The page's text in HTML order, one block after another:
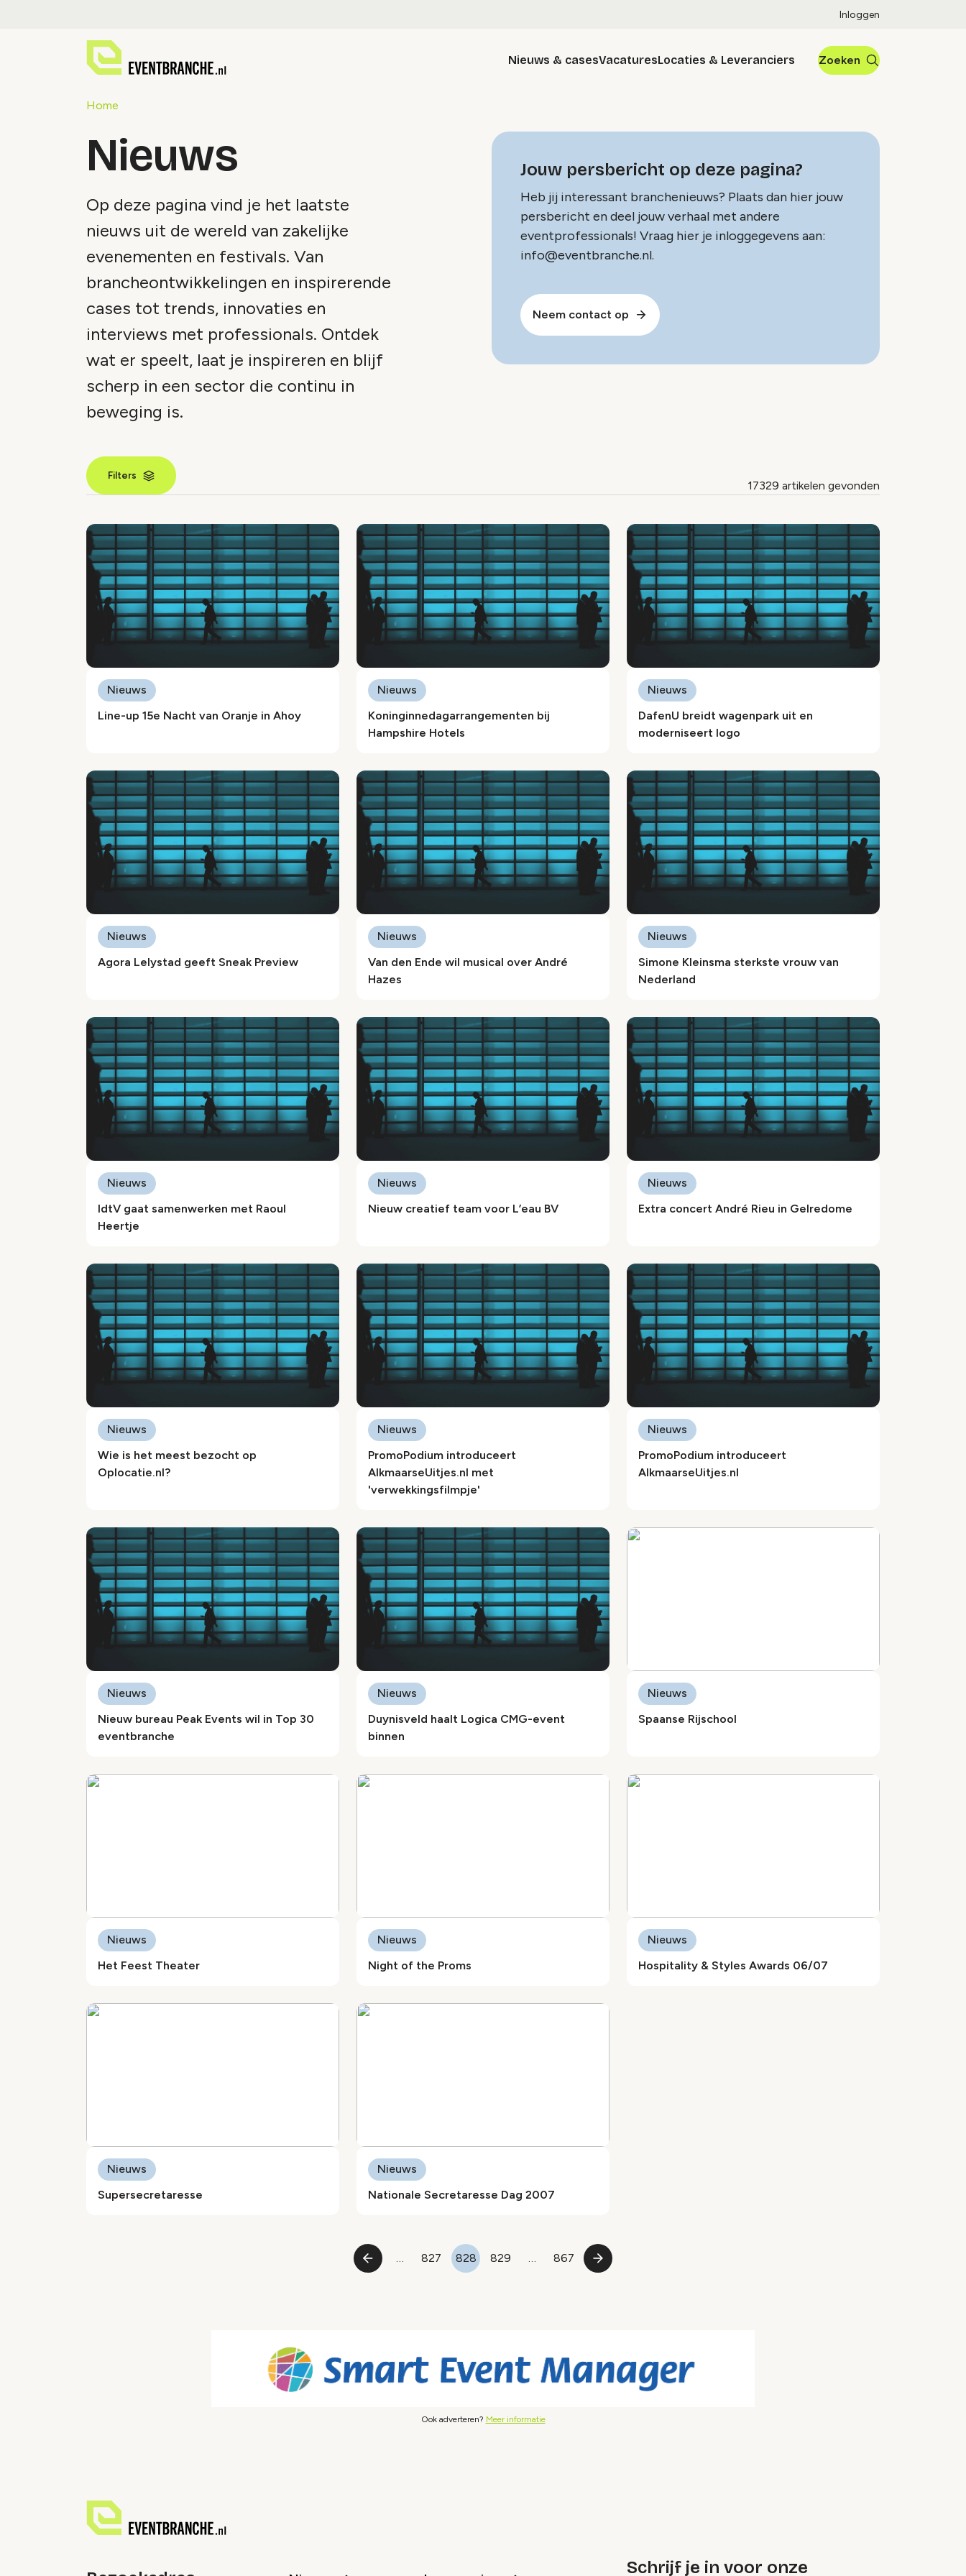
Inloggen
Nieuws & casesVacaturesLocaties & Leveranciers Zoeken
Home
Nieuws
Op deze pagina vind je het laatste
nieuws uit de wereld van zakelijke
evenementen en festivals. Van
brancheontwikkelingen en inspirerende
cases tot trends, innovaties en
interviews met professionals. Ontdek
wat er speelt, laat je inspireren en blijf
scherp in een sector die continu in
beweging is.
Jouw persbericht op deze pagina?
Heb jij interessant branchenieuws? Plaats dan hier jouw
persbericht en deel jouw verhaal met andere
eventprofessionals! Vraag hier je inloggegevens aan:
info@eventbranche.nl.
Neem contact op
Filters
17329 artikelen gevonden
Nieuws index
Line-up 15e Nacht van Oranje in Ahoy
Nieuws
Koninginnedagarrangementen bij
Hampshire Hotels
Nieuws
DafenU breidt wagenpark uit en
moderniseert logo
Nieuws
Agora Lelystad geeft Sneak Preview
Nieuws
Van den Ende wil musical over André
Hazes
Nieuws
Simone Kleinsma sterkste vrouw van
Nederland
Nieuws
IdtV gaat samenwerken met Raoul
Heertje
Nieuws
Nieuw creatief team voor L’eau BV
Nieuws
Extra concert André Rieu in Gelredome
Nieuws
Wie is het meest bezocht op
Oplocatie.nl?
Nieuws
PromoPodium introduceert
AlkmaarseUitjes.nl met
'verwekkingsfilmpje'
Nieuws
PromoPodium introduceert
AlkmaarseUitjes.nl
Nieuws
Nieuw bureau Peak Events wil in Top 30
eventbranche
Nieuws
Duynisveld haalt Logica CMG-event
binnen
Nieuws
Spaanse Rijschool
Nieuws
Het Feest Theater
Nieuws
Night of the Proms
Nieuws
Hospitality & Styles Awards 06/07
Nieuws
Supersecretaresse
Nieuws
Nationale Secretaresse Dag 2007
Nieuws
Vorige
…
Pagina
827
Pagina
828
Pagina
829 …
Laatste
867
Volgende
Ook adverteren? Meer informatie
Schrijf je in voor onze